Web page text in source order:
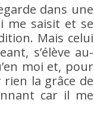
dans une
me saisit et se
Mais celui
s’élève au-
moi et, pour
rien la grâce de
car il me